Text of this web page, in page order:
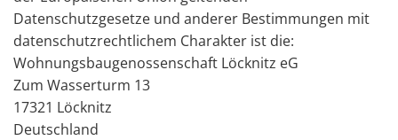
Datenschutzgesetze und anderer Bestimmungen mit
datenschutzrechtlichem Charakter ist die:
Wohnungsbaugenossenschaft Löcknitz eG
Zum Wasserturm 13
17321 Löcknitz
Deutschland